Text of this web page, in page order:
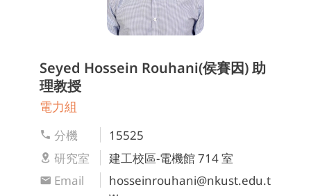
Seyed Hossein Rouhani(侯賽因)助
理教授
電力組
分機
15525
研究室
建工校區-電機館 714 室
Email
hosseinrouhani@nkust.edu.t